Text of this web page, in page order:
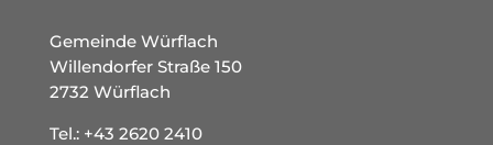
Gemeinde Würflach
Willendorfer Straße 150
2732 Würflach
Tel.: +43 2620 2410